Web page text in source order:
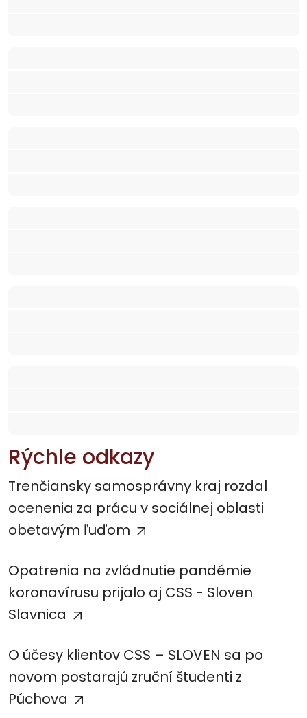
Rýchle odkazy
Trenčiansky samosprávny kraj rozdal
ocenenia za prácu v sociálnej oblasti
obetavým ľuďom
Opatrenia na zvládnutie pandémie
koronavírusu prijalo aj CSS - Sloven
Slavnica
O účesy klientov CSS – SLOVEN sa po
novom postarajú zruční študenti z
Púchova